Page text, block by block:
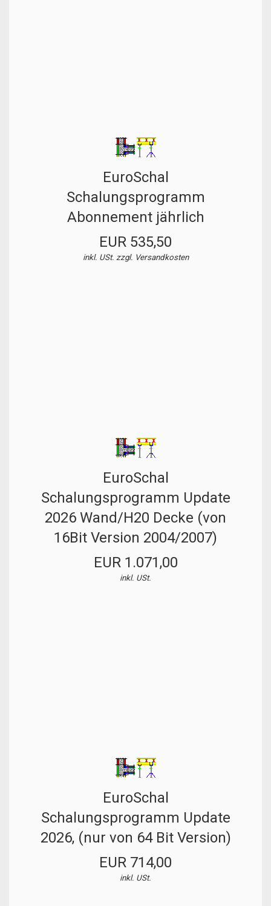
EuroSchal
Schalungsprogramm
Abonnement jährlich
EUR 535,50
inkl. USt. zzgl. Versandkosten
EuroSchal
Schalungsprogramm Update
2026 Wand/H20 Decke (von
16Bit Version 2004/2007)
EUR 1.071,00
inkl. USt.
EuroSchal
Schalungsprogramm Update
2026, (nur von 64 Bit Version)
EUR 714,00
inkl. USt.